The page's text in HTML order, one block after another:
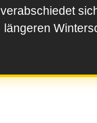
verabschiedet
längeren